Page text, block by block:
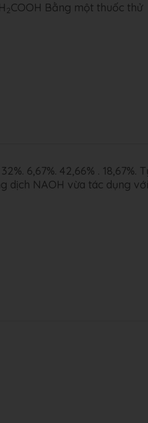
2COOH Bằng một thuốc thử
6,67%. 42,66% . 18,67%.
dịch NAOH vừa tác dụng với